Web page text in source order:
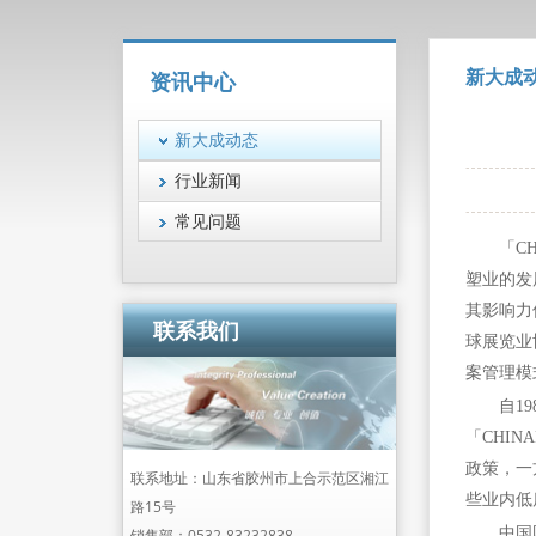
新大成
「
塑业的
其影响
球展览
案管理
自
「
政策，
些业内
资讯中心
新大成动态
行业新闻
常见问题
联系我们
联系地址：山东省胶州市上合示范区湘江
路15号